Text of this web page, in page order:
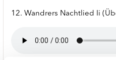
12. Wandrers Nachtlied Ii